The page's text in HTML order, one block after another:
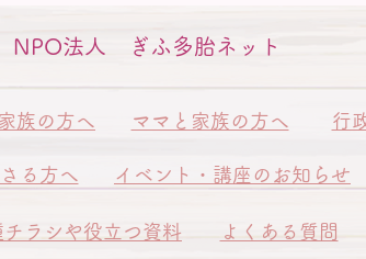
NPO法人 ぎふ多胎ネット
族の方へ ママと家族の方へ 行
る方へ イベント・講座のお知らせ
チラシや役立つ資料 よくある質問